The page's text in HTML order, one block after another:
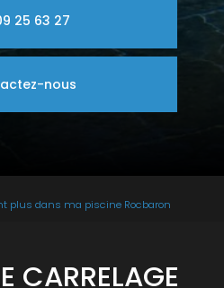
25 63 27
nous
plus dans ma piscine Rocbaron
CARRELAGE